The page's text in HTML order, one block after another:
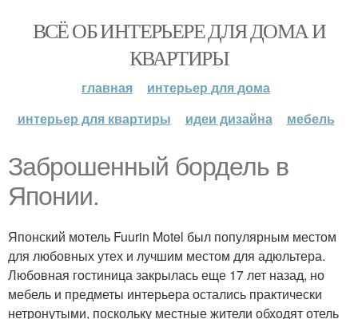
ВСЁ ОБ ИНТЕРЬЕРЕ ДЛЯ ДОМА И
КВАРТИРЫ
главная
интерьер для дома
интерьер для квартиры
идеи дизайна мебель
Заброшенный бордель в
Японии.
Японский мотель Fuurin Motel был популярным местом
для любовных утех и лучшим местом для адюльтера.
Любовная гостиница закрылась еще 17 лет назад, но
мебель и предметы интерьера остались практически
нетронутыми, поскольку местные жители обходят отель